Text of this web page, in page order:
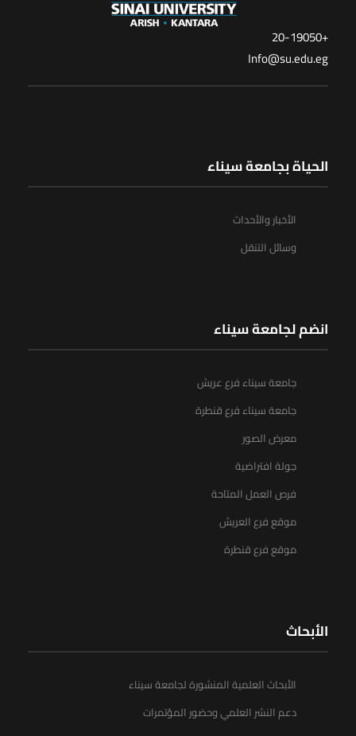
+20-19050
Info@su.edu.eg
الحياة بجامعة سيناء
الأخبار والأحداث
وسائل التنقل
انضم لجامعة سيناء
جامعة سيناء فرع عريش
جامعة سيناء فرع قنطرة
معرض الصور
جولة افتراضية
فرص العمل المتاحة
موقع فرع العريش
موقع فرع قنطرة
الأبحاث
الأبحاث العلمية المنشورة لجامعة سيناء
دعم النشر العلمي وحضور المؤتمرات